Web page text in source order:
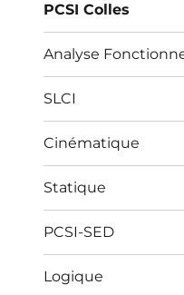
PCSI Colles
Analyse
SLCI
Cinématique
Statique
PCSI-SED
Logique